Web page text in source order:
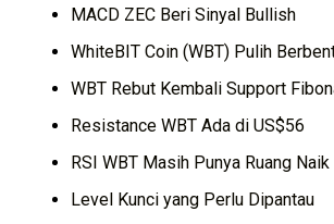
MACD ZEC Beri Sinyal Bullish
WhiteBIT Coin (WBT) Pulih
WBT Rebut Kembali Support
Resistance WBT Ada di US$56
RSI WBT Masih Punya Ruang Naik
Level Kunci yang Perlu Dipantau